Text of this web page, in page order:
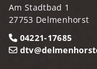
Am Stadtbad 1
27753 Delmenhorst
04221-17685